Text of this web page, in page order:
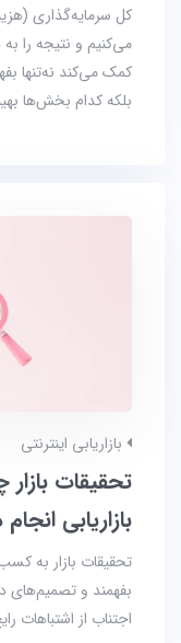
کل سرمایه‌گذاری
می‌کنیم و نتیجه را
کمک می‌کند نه‌تنها
بلکه کدام بخش‌ها
بازاریابی اینترنتی
تحقیقات
بازاریابی
تحقیقات بازار به
بفهمند و تصمیم‌های
اجتناب از اشتباهات